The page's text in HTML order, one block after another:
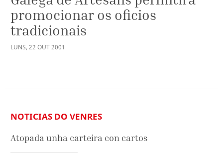
promocionar os oficios
tradicionais
LUNS, 22 OUT2001
NOTICIAS DO VENRES
Atopada unha carteira con cartos